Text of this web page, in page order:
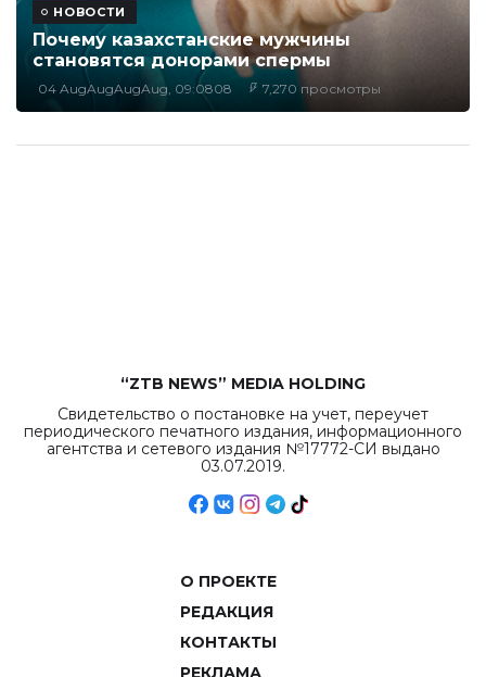
НОВОСТИ
Почему казахстанские мужчины
становятся донорами спермы
04 AugAugAugAug, 09:0808 7,270 просмотры
“ZTB NEWS” MEDIA HOLDING
Свидетельство о постановке на учет, переучет
периодического печатного издания, информационного
агентства и сетевого издания №17772-СИ выдано
03.07.2019.
О ПРОЕКТЕ
РЕДАКЦИЯ
КОНТАКТЫ
РЕКЛАМА